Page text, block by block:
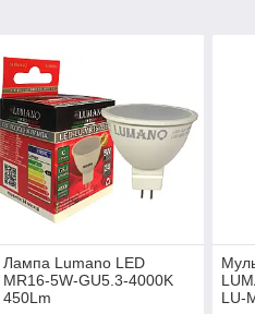
Лампа Lumano LED
MR16-5W-GU5.3-4000K
450Lm
LU-